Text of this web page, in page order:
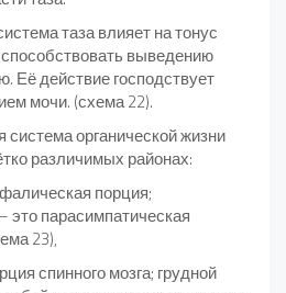
таза влияет на тонус
выведению
Её действие господствует
мочи. (схема 22).
органической жизни
различимых районах:
порция;
это парасимпатическая
23),
спинного мозга; грудной